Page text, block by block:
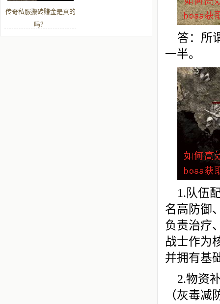
答：所
一半。
1.队伍
名高防御
负责治疗
战士作为
并拥有基
2.物资
（灰毒
传奇私服搬砖赚金是真的
吗？